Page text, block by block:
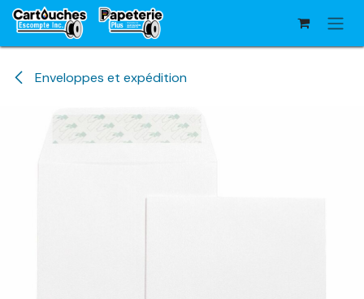
Se rendre au contenu
Enveloppes et expédition